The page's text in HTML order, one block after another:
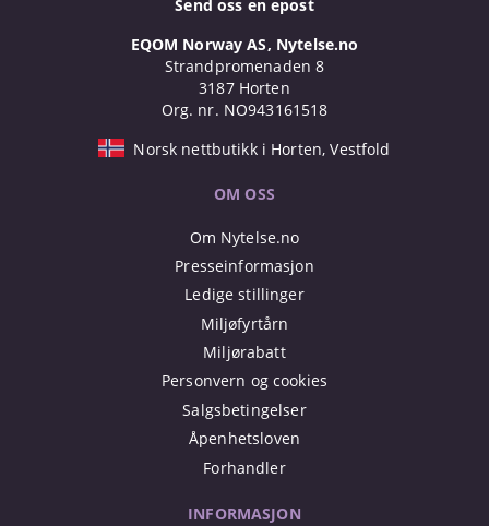
Send oss en epost
EQOM Norway AS, Nytelse.no
Strandpromenaden 8
3187 Horten
Org. nr. NO943161518
Norsk nettbutikk i Horten, Vestfold
OM OSS
Om Nytelse.no
Presseinformasjon
Ledige stillinger
Miljøfyrtårn
Miljørabatt
Personvern og cookies
Salgsbetingelser
Åpenhetsloven
Forhandler
INFORMASJON